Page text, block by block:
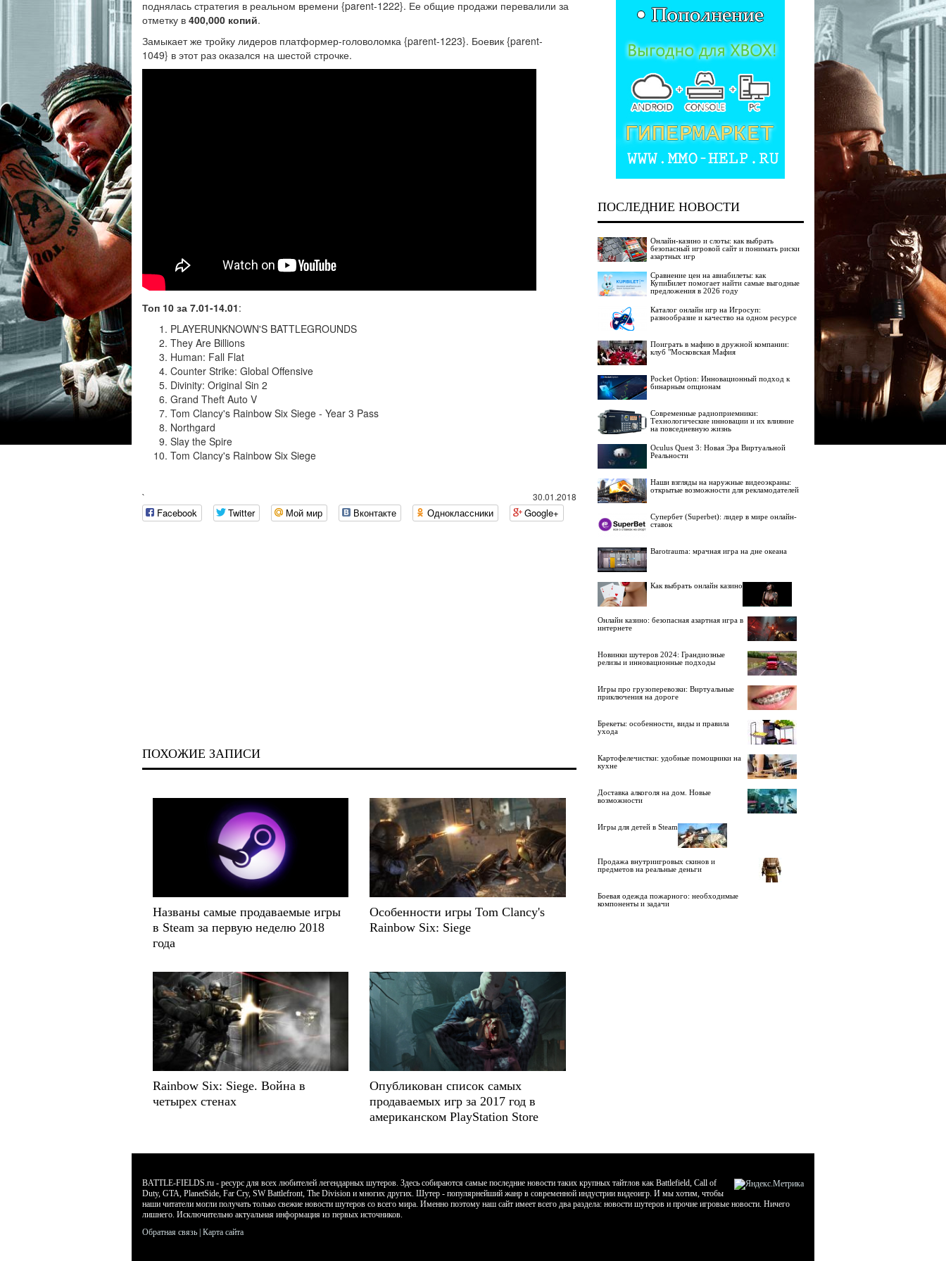
поднялась стратегия в реальном времени {parent-1222}. Ее общие продажи перевалили за
отметку в 400,000 копий.
Замыкает же тройку лидеров платформер-головоломка {parent-1223}. Боевик {parent-
1049} в этот раз оказался на шестой строчке.
Топ 10 за 7.01-14.01:
PLAYERUNKNOWN'S BATTLEGROUNDS
They Are Billions
Human: Fall Flat
Counter Strike: Global Offensive
Divinity: Original Sin 2
Grand Theft Auto V
Tom Clancy's Rainbow Six Siege - Year 3 Pass
Northgard
Slay the Spire
Tom Clancy's Rainbow Six Siege
30.01.2018
`
Facebook Twitter Мой мир Вконтакте Одноклассники Google+
ПОХОЖИЕ ЗАПИСИ
Названы самые продаваемые игры
в Steam за первую неделю 2018
года
Особенности игры Tom Clancy's
Rainbow Six: Siege
Rainbow Six: Siege. Война в
четырех стенах
Опубликован список самых
продаваемых игр за 2017 год в
американском PlayStation Store
ПОСЛЕДНИЕ НОВОСТИ
Онлайн-казино и слоты: как выбрать
безопасный игровой сайт и понимать риски
азартных игр
Сравнение цен на авиабилеты: как
КупиБилет помогает найти самые выгодные
предложения в 2026 году
Каталог онлайн игр на Игросуп:
разнообразие и качество на одном ресурсе
Поиграть в мафию в дружной компании:
клуб "Московская Мафия
Pocket Option: Инновационный подход к
бинарным опционам
Современные радиоприемники:
Технологические инновации и их влияние
на повседневную жизнь
Oculus Quest 3: Новая Эра Виртуальной
Реальности
Наши взгляды на наружные видеоэкраны:
открытые возможности для рекламодателей
Супербет (Superbet): лидер в мире онлайн-
ставок
Barotrauma: мрачная игра на дне океана
Как выбрать онлайн казино
Онлайн казино: безопасная азартная игра в
интернете
Новинки шутеров 2024: Грандиозные
релизы и инновационные подходы
Игры про грузоперевозки: Виртуальные
приключения на дороге
Брекеты: особенности, виды и правила
ухода
Картофелечистки: удобные помощники на
кухне
Доставка алкоголя на дом. Новые
возможности
Игры для детей в Steam
Продажа внутриигровых скинов и
предметов на реальные деньги
Боевая одежда пожарного: необходимые
компоненты и задачи
BATTLE-FIELDS.ru - ресурс для всех любителей легендарных шутеров. Здесь собираются самые последние новости таких крупных тайтлов как Battlefield, Call of
Duty, GTA, PlanetSide, Far Cry, SW Battlefront, The Division и многих других. Шутер - популярнейший жанр в современной индустрии видеоигр. И мы хотим, чтобы
наши читатели могли получать только свежие новости шутеров со всего мира. Именно поэтому наш сайт имеет всего два раздела: новости шутеров и прочие игровые новости. Ничего
лишнего. Исключительно актуальная информация из первых источников.
Обратная связь Карта сайта